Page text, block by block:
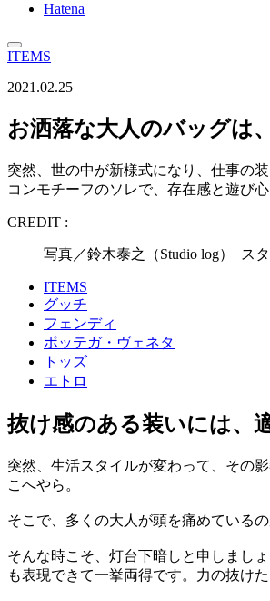
Hatena
ITEMS
2021.02.25
お洒落な大人のバッグは
突然、世の中が新様式になり、仕事の
コンモチーフのソレで、存在感と遊び
CREDIT :
写真／鈴木泰之（Studio log） ス
ITEMS
グッチ
フェンディ
ボッテガ・ヴェネタ
トッズ
エトロ
抜け感のある装いには、
突然、生活スタイルが変わって、その
こへやら。
そこで、多くの大人が頭を痛めている
そんな時こそ、灯台下暗しと申しまし
も表現できて一挙両得です。力の抜け